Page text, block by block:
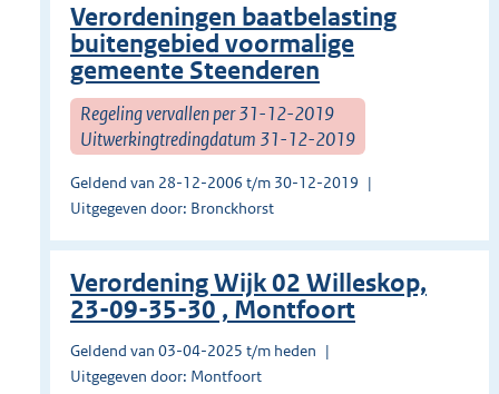
Verordeningen baatbelasting
buitengebied voormalige
gemeente Steenderen
Regeling vervallen per 31-12-2019
Uitwerkingtredingdatum 31-12-2019
Geldend van 28-12-2006 t/m 30-12-2019
Uitgegeven door: Bronckhorst
Verordening Wijk 02 Willeskop,
23-09-35-30 , Montfoort
Geldend van 03-04-2025 t/m heden
Uitgegeven door: Montfoort